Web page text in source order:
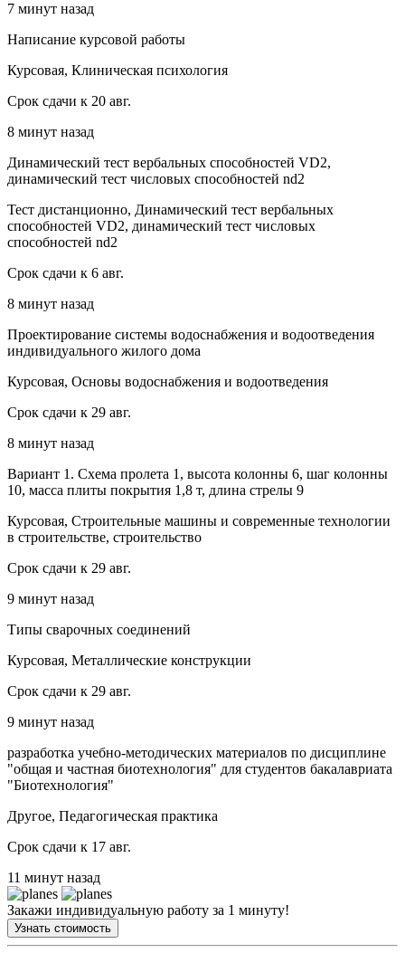
7 минут назад
Написание курсовой работы
Курсовая, Клиническая психология
Срок сдачи к 20 авг.
8 минут назад
Динамический тест вербальных способностей VD2,
динамический тест числовых способностей nd2
Тест дистанционно, Динамический тест вербальных
способностей VD2, динамический тест числовых
способностей nd2
Срок сдачи к 6 авг.
8 минут назад
Проектирование системы водоснабжения и водоотведения
индивидуального жилого дома
Курсовая, Основы водоснабжения и водоотведения
Срок сдачи к 29 авг.
8 минут назад
Вариант 1. Схема пролета 1, высота колонны 6, шаг колонны
10, масса плиты покрытия 1,8 т, длина стрелы 9
Курсовая, Строительные машины и современные технологии
в строительстве, строительство
Срок сдачи к 29 авг.
9 минут назад
Типы сварочных соединений
Курсовая, Металлические конструкции
Срок сдачи к 29 авг.
9 минут назад
разработка учебно-методических материалов по дисциплине
"общая и частная биотехнология" для студентов бакалавриата
"Биотехнология"
Другое, Педагогическая практика
Срок сдачи к 17 авг.
11 минут назад
Закажи индивидуальную работу за 1 минуту!
Узнать стоимость